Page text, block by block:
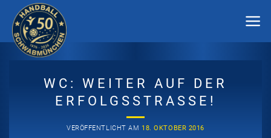
Inhalt
springen
WC: WEITER AUF DER
ERFOLGSSTRASSE!
VERÖFFENTLICHT AM 18. OKTOBER 2016